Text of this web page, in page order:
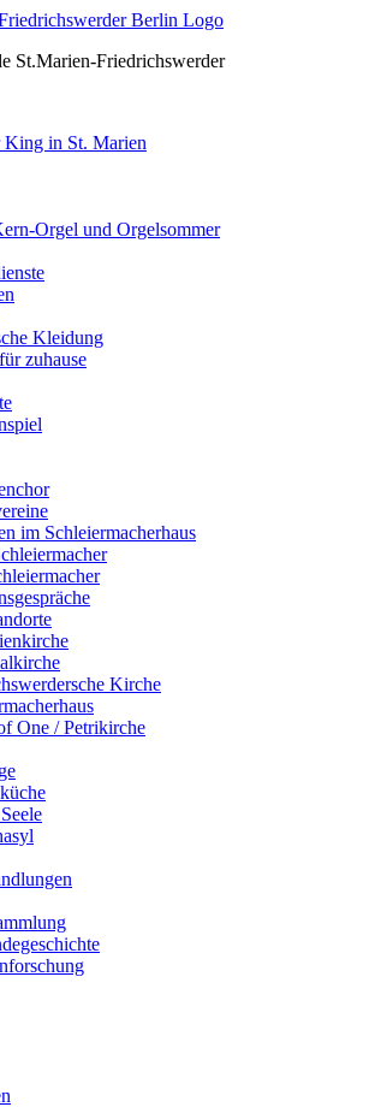
St.Marien-Friedrichswerder
in St. Marien
Orgel und Orgelsommer
Kleidung
zuhause
im Schleiermacherhaus
Kirche
One / Petrikirche